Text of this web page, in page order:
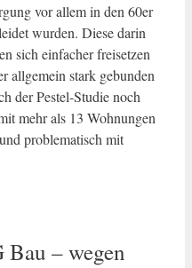
vor allem in den 60er
wurden. Diese darin
sich einfacher freisetzen
allgemein stark gebunden
der Pestel-Studie noch
mehr als 13 Wohnungen
problematisch mit
Bau – wegen